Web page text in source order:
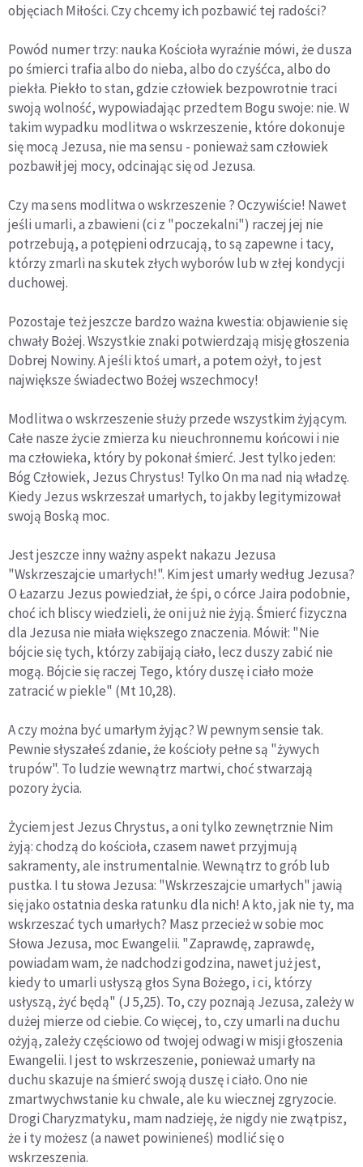
objęciach Miłości. Czy chcemy ich pozbawić tej radości?
Powód numer trzy: nauka Kościoła wyraźnie mówi, że dusza
po śmierci trafia albo do nieba, albo do czyśćca, albo do
piekła. Piekło to stan, gdzie człowiek bezpowrotnie traci
swoją wolność, wypowiadając przedtem Bogu swoje: nie. W
takim wypadku modlitwa o wskrzeszenie, które dokonuje
się mocą Jezusa, nie ma sensu - ponieważ sam człowiek
pozbawił jej mocy, odcinając się od Jezusa.
Czy ma sens modlitwa o wskrzeszenie ? Oczywiście! Nawet
jeśli umarli, a zbawieni (ci z "poczekalni") raczej jej nie
potrzebują, a potępieni odrzucają, to są zapewne i tacy,
którzy zmarli na skutek złych wyborów lub w złej kondycji
duchowej.
Pozostaje też jeszcze bardzo ważna kwestia: objawienie się
chwały Bożej. Wszystkie znaki potwierdzają misję głoszenia
Dobrej Nowiny. A jeśli ktoś umarł, a potem ożył, to jest
największe świadectwo Bożej wszechmocy!
Modlitwa o wskrzeszenie służy przede wszystkim żyjącym.
Całe nasze życie zmierza ku nieuchronnemu końcowi i nie
ma człowieka, który by pokonał śmierć. Jest tylko jeden:
Bóg Człowiek, Jezus Chrystus! Tylko On ma nad nią władzę.
Kiedy Jezus wskrzeszał umarłych, to jakby legitymizował
swoją Boską moc.
Jest jeszcze inny ważny aspekt nakazu Jezusa
"Wskrzeszajcie umarłych!". Kim jest umarły według Jezusa?
O Łazarzu Jezus powiedział, że śpi, o córce Jaira podobnie,
choć ich bliscy wiedzieli, że oni już nie żyją. Śmierć fizyczna
dla Jezusa nie miała większego znaczenia. Mówił: "Nie
bójcie się tych, którzy zabijają ciało, lecz duszy zabić nie
mogą. Bójcie się raczej Tego, który duszę i ciało może
zatracić w piekle" (Mt 10,28).
A czy można być umarłym żyjąc? W pewnym sensie tak.
Pewnie słyszałeś zdanie, że kościoły pełne są "żywych
trupów". To ludzie wewnątrz martwi, choć stwarzają
pozory życia.
Życiem jest Jezus Chrystus, a oni tylko zewnętrznie Nim
żyją: chodzą do kościoła, czasem nawet przyjmują
sakramenty, ale instrumentalnie. Wewnątrz to grób lub
pustka. I tu słowa Jezusa: "Wskrzeszajcie umarłych" jawią
się jako ostatnia deska ratunku dla nich! A kto, jak nie ty, ma
wskrzeszać tych umarłych? Masz przecież w sobie moc
Słowa Jezusa, moc Ewangelii. "Zaprawdę, zaprawdę,
powiadam wam, że nadchodzi godzina, nawet już jest,
kiedy to umarli usłyszą głos Syna Bożego, i ci, którzy
usłyszą, żyć będą" (J 5,25). To, czy poznają Jezusa, zależy w
dużej mierze od ciebie. Co więcej, to, czy umarli na duchu
ożyją, zależy częściowo od twojej odwagi w misji głoszenia
Ewangelii. I jest to wskrzeszenie, ponieważ umarły na
duchu skazuje na śmierć swoją duszę i ciało. Ono nie
zmartwychwstanie ku chwale, ale ku wiecznej zgryzocie.
Drogi Charyzmatyku, mam nadzieję, że nigdy nie zwątpisz,
że i ty możesz (a nawet powinieneś) modlić się o
wskrzeszenia.